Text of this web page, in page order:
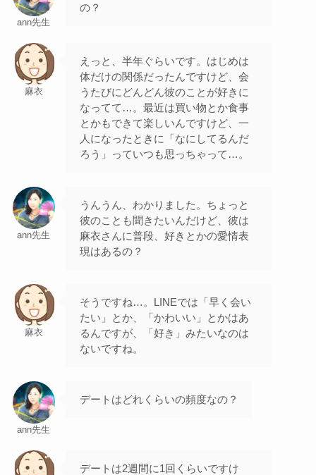
ann先生
の？
麻衣
えっと、半年ぐらいです。はじめは
体だけの関係だったんですけど、会
うたびにどんどん彼のことが好きに
なってて…。最近は買い物とか食事
とかもできて楽しいんですけど、一
人になったときに「なにしてるんだ
ろう」っていつも思っちゃって…。
ann先生
うんうん、わかりました。ちょっと
彼のことも聞きたいんだけど、彼は
麻衣さんに普段、好きとかの愛情表
現はあるの？
麻衣
そうですね…。LINEでは「早く会い
たい」とか、「かわいい」とかはあ
るんですが、「好き」みたいなのは
ないですね。
ann先生
デートはどれくらいの頻度なの？
デートは2週間に1回くらいですけ